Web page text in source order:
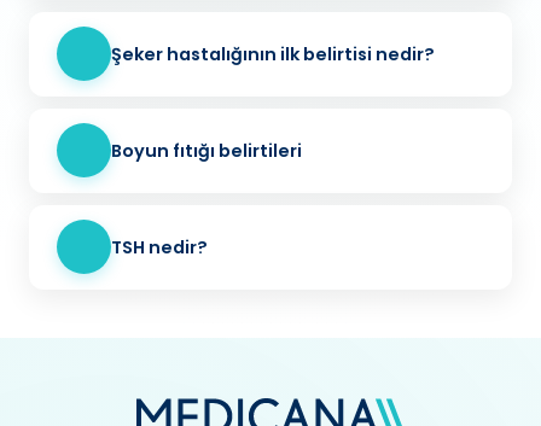
Şeker hastalığının ilk belirtisi nedir?
Boyun fıtığı belirtileri
TSH nedir?